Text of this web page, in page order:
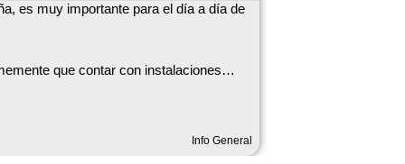
es muy importante para el día a día de
que contar con instalaciones
Info General